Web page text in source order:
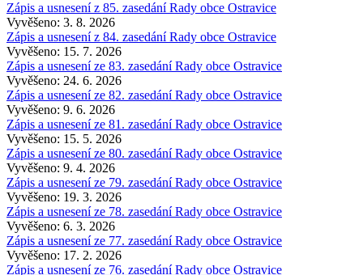
Zápis a usnesení z 85. zasedání Rady obce Ostravice
Vyvěšeno: 3. 8. 2026
Zápis a usnesení z 84. zasedání Rady obce Ostravice
Vyvěšeno: 15. 7. 2026
Zápis a usnesení ze 83. zasedání Rady obce Ostravice
Vyvěšeno: 24. 6. 2026
Zápis a usnesení ze 82. zasedání Rady obce Ostravice
Vyvěšeno: 9. 6. 2026
Zápis a usnesení ze 81. zasedání Rady obce Ostravice
Vyvěšeno: 15. 5. 2026
Zápis a usnesení ze 80. zasedání Rady obce Ostravice
Vyvěšeno: 9. 4. 2026
Zápis a usnesení ze 79. zasedání Rady obce Ostravice
Vyvěšeno: 19. 3. 2026
Zápis a usnesení ze 78. zasedání Rady obce Ostravice
Vyvěšeno: 6. 3. 2026
Zápis a usnesení ze 77. zasedání Rady obce Ostravice
Vyvěšeno: 17. 2. 2026
Zápis a usnesení ze 76. zasedání Rady obce Ostravice